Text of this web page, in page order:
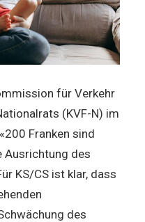
für Verkehr
(KVF-N) im
Franken sind
Ausrichtung des
KS/CS ist klar, dass
des